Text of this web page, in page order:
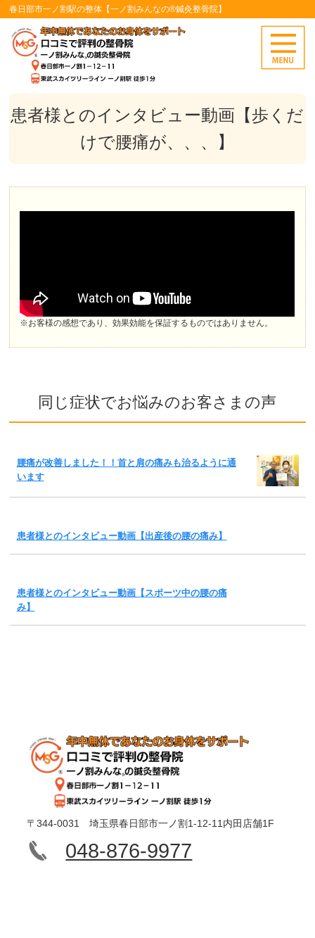
春日部市一ノ割駅の整体【一ノ割みんなの®鍼灸整骨院】
患者様とのインタビュー動画【歩くだ
けで腰痛が、、、】
※お客様の感想であり、効果効能を保証するものではありません。
同じ症状でお悩みのお客さまの声
腰痛が改善しました！！首と肩の痛みも治るように通
います
患者様とのインタビュー動画【出産後の腰の痛み】
患者様とのインタビュー動画【スポーツ中の腰の痛
み】
〒344-0031 埼玉県春日部市一ノ割1-12-11内田店舗1F
048-876-9977